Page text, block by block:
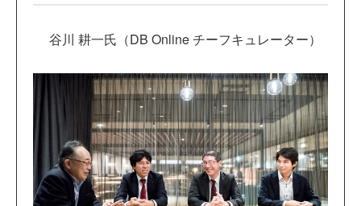
谷川 耕一氏（DB Online チーフキュレーター）